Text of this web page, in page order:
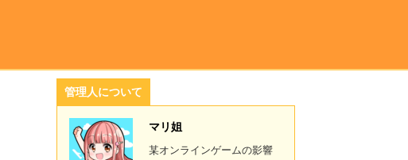
管理人について
マリ姐
某オンラインゲームの影響